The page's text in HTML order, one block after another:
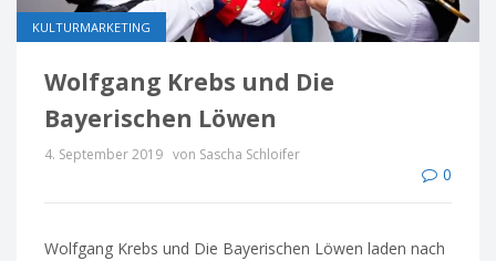
KULTURMARKETING
Wolfgang Krebs und Die
Bayerischen Löwen
4. September 2019 von Sascha Schloifer
0
Wolfgang Krebs und Die Bayerischen Löwen laden nach